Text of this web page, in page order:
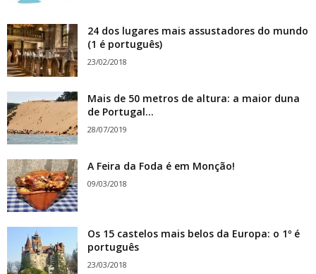
24 dos lugares mais assustadores do mundo
(1 é português)
23/02/2018
Mais de 50 metros de altura: a maior duna
de Portugal...
28/07/2019
A Feira da Foda é em Monção!
09/03/2018
Os 15 castelos mais belos da Europa: o 1º é
português
23/03/2018